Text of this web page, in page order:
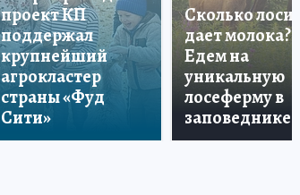
проект КП
поддержал
крупнейший
агрокластер
страны «Фуд
Сити»
Сколько лосиха
дает молока?
Едем на
уникальную
лосеферму в
заповеднике!